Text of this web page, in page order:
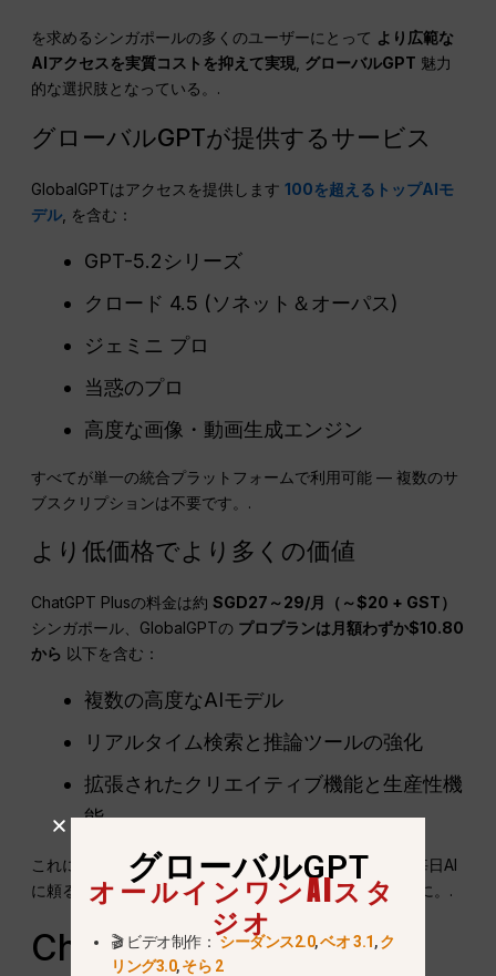
を求めるシンガポールの多くのユーザーにとって より広範な
AIアクセスを実質コストを抑えて実現 グローバルGPT 魅力
的な選択肢となっている。.
グローバルGPTが提供するサービス
GlobalGPTはアクセスを提供します100を超えるトップAIモ
デル, を含む：
GPT-5.2シリーズ
クロード 4.5 (ソネット＆オーパス)
ジェミニ プロ
当惑のプロ
高度な画像・動画生成エンジン
すべてが単一の統合プラットフォームで利用可能 — 複数のサ
ブスクリプションは不要です。.
より低価格でより多くの価値
ChatGPT Plusの料金は約SGD27～29/月（～$20 + GST）
シンガポール、GlobalGPTの プロプランは月額わずか$10.80
から 以下を含む：
複数の高度なAIモデル
リアルタイム検索と推論ツールの強化
拡張されたクリエイティブ機能と生産性機
能
これによりGlobalGPTはより費用対効果の高い選択肢
毎日AI
に頼るクリエイター、プロフェッショナル、学生のために。.
ChatGPT Plus vs
グローバルGPT
オールインワンAIスタ
ジオ
🎬 ビデオ制作：シーダンス2.0,ベオ 3.1,ク
リング3.0,そら 2